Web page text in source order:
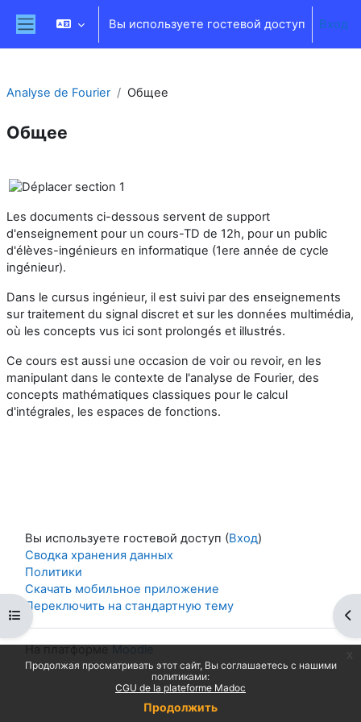
Перейти к основному содержанию
Продолжая просматривать этот сайт, Вы соглашаетесь с нашими
политиками:
CGU de la plateforme Madoc
Продолжить
Боковая панель
Вы используете гостевой доступ Вход
Открыть оглавление курса
Analyse de Fourier Общее
Общее
Section outline
Les documents ci-dessous servent de support
d'enseignement pour un cours-TD de 12h, pour un public
d'élèves-ingénieurs en informatique (1ere année de cycle
ingénieur).
Dans le cursus ingénieur, il est suivi par des enseignements
sur traitement du signal discret et sur les données multimédia,
où les concepts vus ici sont prolongés et illustrés.
Ce cours est aussi une occasion de voir ou revoir, en les
manipulant dans le contexte de l'analyse de Fourier, des
concepts mathématiques classiques pour le calcul
d'intégrales, les espaces de fonctions.
Вы используете гостевой доступ (Вход)
Сводка хранения данных
Политики
Скачать мобильное приложение
Переключить на стандартную тему
На платформеMoodle